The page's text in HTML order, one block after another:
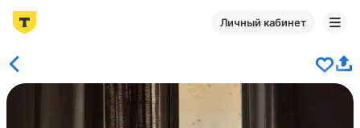
Личный кабинет